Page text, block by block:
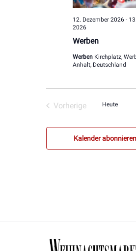
Werben
12. Dezember 2026-
2026
Werben Kirchplatz,
Anhalt, Deutschland
Vorherige
Heute
Kalender abonnieren